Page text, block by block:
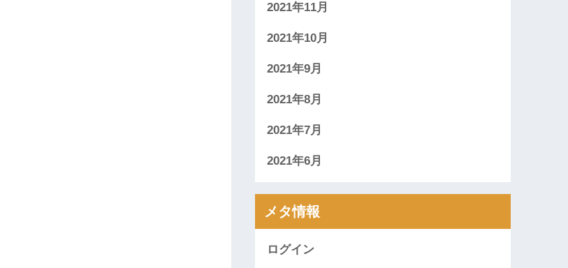
2021年11月
2021年10月
2021年9月
2021年8月
2021年7月
2021年6月
メタ情報
ログイン